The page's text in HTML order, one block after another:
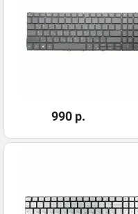
990 р.